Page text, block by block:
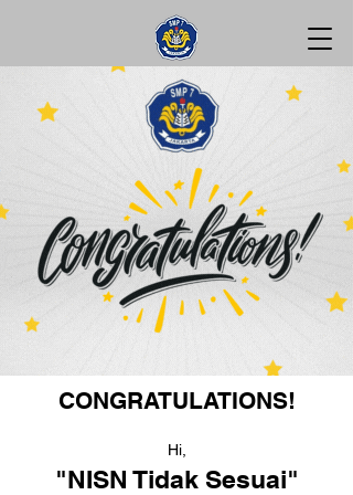
CONGRATULATIONS!
Hi,
"NISN Tidak Sesuai"